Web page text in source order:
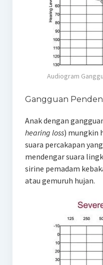
Audiogram
Gangguan
Anak dengan
hearing loss) mungkin
suara percakapan
mendengar suara
sirine pemadam
atau gemuruh hujan.